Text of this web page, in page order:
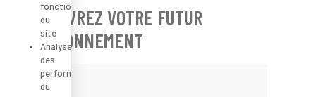
DÉCOUVREZ VOTRE FUTUR
ENVIRONNEMENT
fonctionnement
du
site
Analyse
des
performance
du